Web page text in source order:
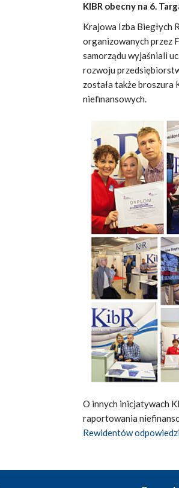
KIBR obecny na 6.
Krajowa Izba Biegłych
organizowanych przez
samorządu wyjaśniali
rozwoju
została także broszura
niefinansowych.
O innych inicjatywach
raportowania
Rewidentów